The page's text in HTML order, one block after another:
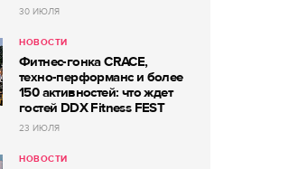
30 ИЮЛЯ
НОВОСТИ
Фитнес-гонка CRACE,
техно-перформанс и более
150 активностей: что ждет
гостей DDX Fitness FEST
23 ИЮЛЯ
НОВОСТИ